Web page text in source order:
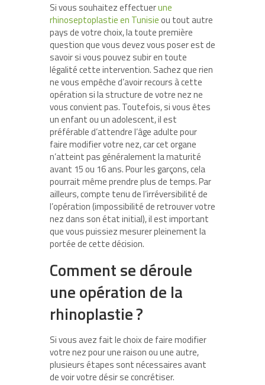
Si vous souhaitez effectuerune
rhinoseptoplastie en Tunisieou tout autre
pays de votre choix, la toute première
question que vous devez vous poser est de
savoir si vous pouvez subir en toute
légalité cette intervention. Sachez que rien
ne vous empêche d’avoir recours à cette
opération si la structure de votre nez ne
vous convient pas. Toutefois, si vous êtes
un enfant ou un adolescent, il est
préférable d’attendre l’âge adulte pour
faire modifier votre nez, car cet organe
n’atteint pas généralement la maturité
avant 15 ou 16 ans. Pour les garçons, cela
pourrait même prendre plus de temps. Par
ailleurs, compte tenu de l’irréversibilité de
l’opération (impossibilité de retrouver votre
nez dans son état initial), il est important
que vous puissiez mesurer pleinement la
portée de cette décision.
Comment se déroule
une opération de la
rhinoplastie ?
Si vous avez fait le choix de faire modifier
votre nez pour une raison ou une autre,
plusieurs étapes sont nécessaires avant
de voir votre désir se concrétiser.